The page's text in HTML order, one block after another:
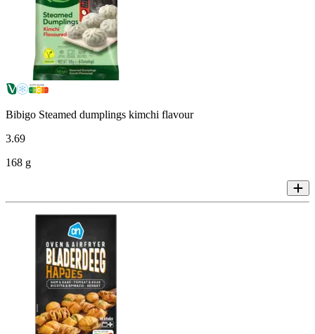
Bibigo Steamed dumplings kimchi flavour
3.69
168 g